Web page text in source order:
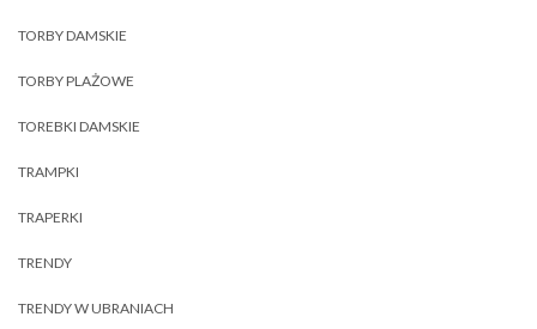
TORBY DAMSKIE
TORBY PLAŻOWE
TOREBKI DAMSKIE
TRAMPKI
TRAPERKI
TRENDY
TRENDY W UBRANIACH